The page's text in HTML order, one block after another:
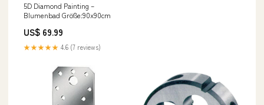
5D Diamond Painting –
Blumenbad Größe:90x90cm
US$ 69.99
★★★★★ 4.6 (7 reviews)